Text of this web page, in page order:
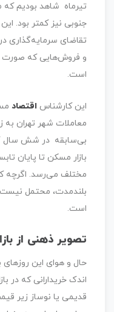
تیرماه شاهد بودیم
جنوبی نیز کمتر بود.
تقاضای
و فروش‌هایی که صورت
است.
این کارشناس اقتصاد
بی‌سابقه در شش سال
بازار مسکن تا پایان
مختلف می‌رسد.
بلندمدت، محتمل نیست
است.
تصویر ذهنی از
حال و هوای این
اندک خریدارانی که در
قدیمی یا نوساز زیر